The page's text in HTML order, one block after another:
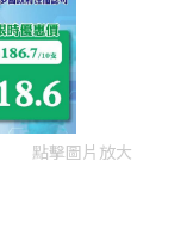
點擊圖片放大